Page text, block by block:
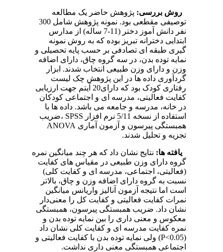
روش بررسی:پژوهش حاضر یک مطالعه
توصیفی مقطعی بود. نمونه پژوهش شامل 300
نفر دانش آموز دختر (11-7 ساله) از مدارس
ابتدایی دخترانه تبریز بوده که به روش نمونه
گیری طبقه ای تصادفی بر حسب پایه تحصیلی و
نمایه توده بدن، در سه گروه چاق، دارای اضافه
وزن و دارای وزن طبیعی انتخاب شدند. ابزار
گردآوری داده ها در این پژوهش چک لیست
رفتاری کودک بود که دارای20 آیتم جهت ارزیابی
کفایت فعالیتی، مدرسه ای و اجتماعی کودکان
در خانه، مدرسه و جامعه می باشد. داده ها با
استفاده از نسخه 5/11 نرم افزار SPSS ،ضریب
همبستگی پیرسون و آزمون آماری ANOVA
تجزیه و تحلیل شدند.
یافته ها:نتایج نشان داد که هر چند میانگین نمره
گروه دارای وزن طبیعی در مقیاس های کفایت
(فعالیتی، اجتماعی، مدرسه ای و کفایت کلی)
نسبت به گروه دارای اضافه وزن و چاق، بالاتر
است اما نتیجه آزمون آنالیز واریانس میانگین
نمرات کفایت فعالیتی و کفایت کل را معنی‌دار
نشان داد. ضریب همبستگی پیرسون، همبستگی
معکوس و معنی داری را بین نمایه توده بدن و
نمره کفایت مدرسه ای و کفایت کلی نشان داد
(P<0.05) ولی نمایه توده بدن با کفایت فعالیتی و
اجتماعی همبستگی معنی داری نداشت.